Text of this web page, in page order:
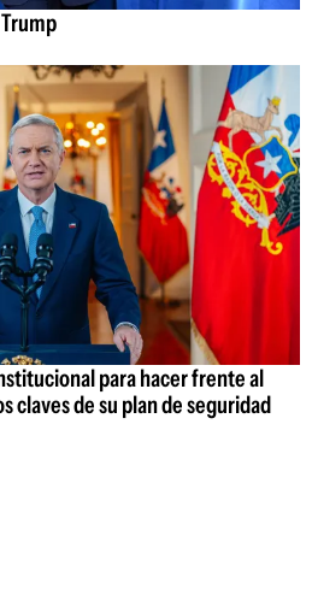
para hacer frente al
claves de su plan de seguridad